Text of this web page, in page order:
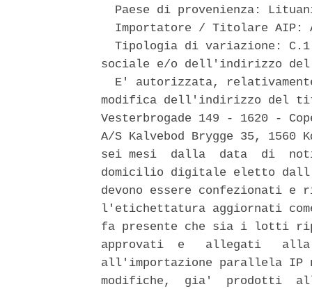
Paese di provenienza:
Importatore / Titolare
Tipologia di variazione:
sociale e/o dell'indirizzo
E' autorizzata,
modifica dell'indirizzo del
Vesterbrogade 149 - 1620 -
A/S Kalvebod Brygge 35, 1560
sei mesi  dalla  data  di
domicilio digitale eletto
devono essere
l'etichettatura aggiornati
fa presente che sia i lotti
approvati  e   allegati   alla
all'importazione parallela IP
modifiche,  gia'  prodotti